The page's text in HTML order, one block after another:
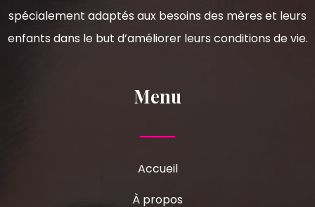
spécialement adaptés aux besoins des mères et leurs
enfants dans le but d’améliorer leurs conditions de vie.
Menu
Accueil
À propos